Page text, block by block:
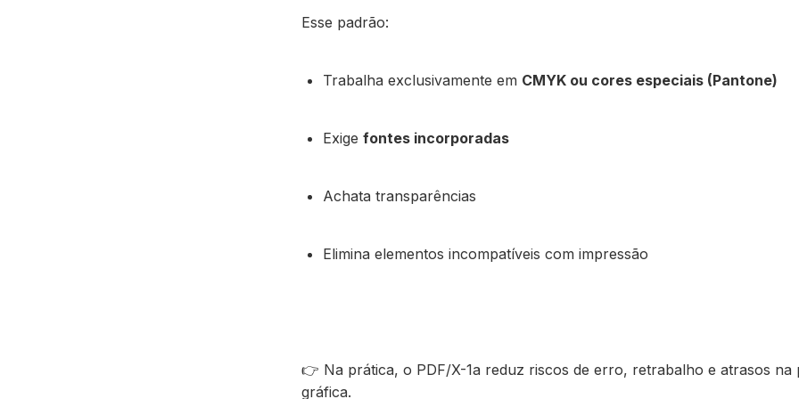
Esse padrão:
Trabalha exclusivamente em CMYK ou cores especiais (Pantone)
Exige fontes incorporadas
Achata transparências
Elimina elementos incompatíveis com impressão
👉 Na prática, o PDF/X-1a reduz riscos de erro, retrabalho e atrasos na
gráfica.